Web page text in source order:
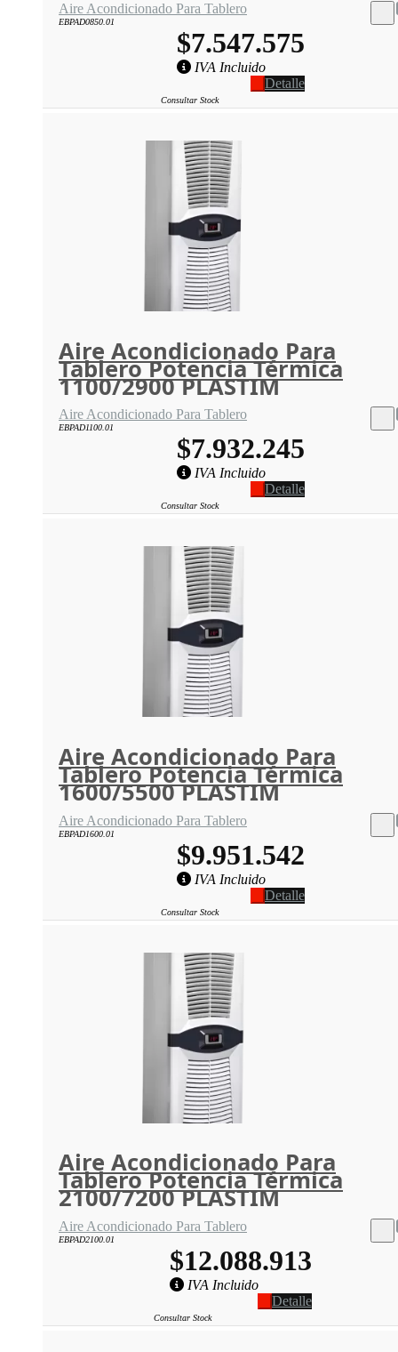
Aire Acondicionado Para Tablero
EBPAD0850.01
$7.547.575
IVA Incluido
Detalle
Consultar Stock
Aire Acondicionado Para
Tablero Potencia Térmica
1100/2900 PLASTIM
Aire Acondicionado Para Tablero
EBPAD1100.01
$7.932.245
IVA Incluido
Detalle
Consultar Stock
Aire Acondicionado Para
Tablero Potencia Térmica
1600/5500 PLASTIM
Aire Acondicionado Para Tablero
EBPAD1600.01
$9.951.542
IVA Incluido
Detalle
Consultar Stock
Aire Acondicionado Para
Tablero Potencia Térmica
2100/7200 PLASTIM
Aire Acondicionado Para Tablero
EBPAD2100.01
$12.088.913
IVA Incluido
Detalle
Consultar Stock